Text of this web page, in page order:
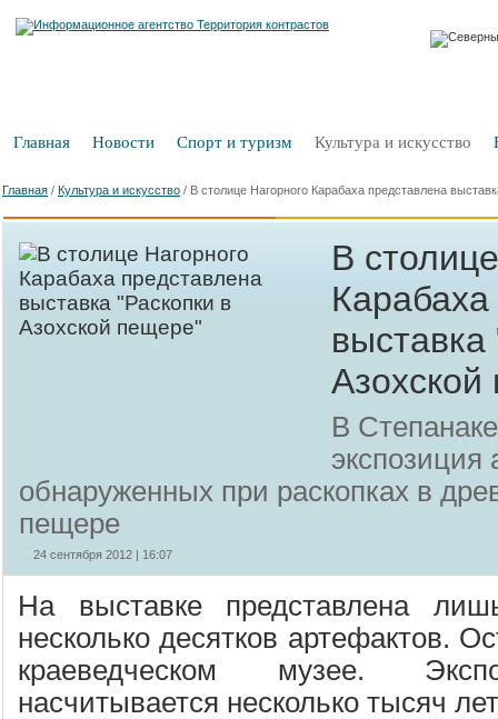
Главная Новости Спорт и туризм Культура и искусство
Главная / Культура и искусство / В столице Нагорного Карабаха представлена
В
выставка
В
экспозиция
обнаруженных при раскопках в
пещере
24 сентября 2012 | 16:07
На выставке представлена
несколько десятков артефактов.
краеведческом музее.
насчитывается несколько тысяч